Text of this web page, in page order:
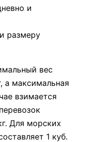
и
размеру
вес
а максимальная
взимается
Для морских
1 куб.